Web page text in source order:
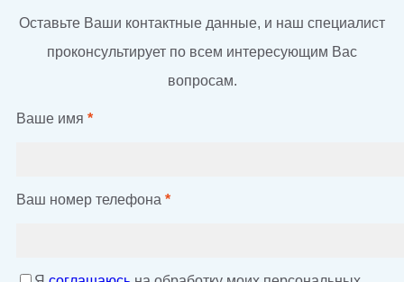
Оставьте Ваши контактные данные, и наш специалист
проконсультирует по всем интересующим Вас
вопросам.
Ваше имя *
Ваш номер телефона *